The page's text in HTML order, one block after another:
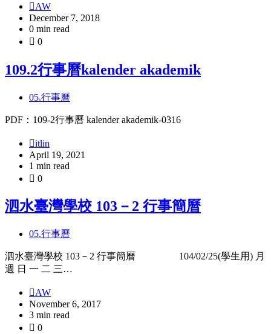
AW
December 7, 2018
0 min read
0
109.2行事曆kalender akademik
05.行事曆
PDF：109-2行事曆 kalender akademik-0316
itlin
April 19, 2021
1 min read
0
泗水臺灣學校 103－2 行事簡曆
05.行事曆
泗水臺灣學校 103－2 行事簡曆 104/02/25(學生用) 月
週 日 一 二 三…
AW
November 6, 2017
3 min read
0